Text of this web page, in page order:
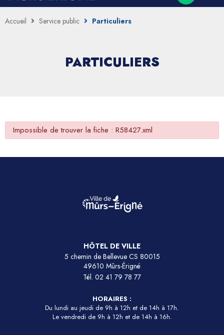
Accueil Service public Particuliers
PARTICULIERS
Impossible de trouver la fiche : R58427.xml
HÔTEL DE VILLE
5 chemin de Bellevue CS 80015
49610 Mûrs-Érigné
Tél. 02 41 79 78 77
HORAIRES :
Du lundi au jeudi de 9h à 12h et de 14h à 17h.
Le vendredi de 9h à 12h et de 14h à 16h.